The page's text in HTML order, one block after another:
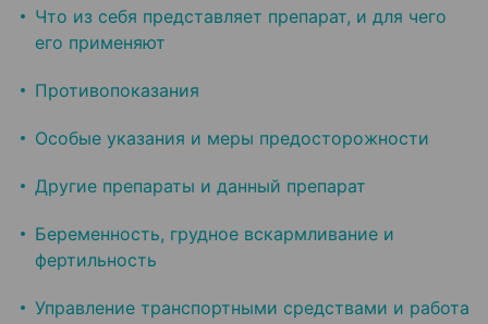
Что из себя представляет препарат, и для чего
его применяют
Противопоказания
Особые указания и меры предосторожности
Другие препараты и данный препарат
Беременность, грудное вскармливание и
фертильность
Управление транспортными средствами и работа